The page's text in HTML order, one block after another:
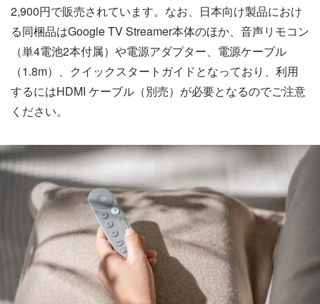
2,900円で販売されています。なお、日本向け製品におけ
る同梱品はGoogle TV Streamer本体のほか、音声リモコン
（単4電池2本付属）や電源アダプター、電源ケーブル
（1.8m）、クイックスタートガイドとなっており、利用
するにはHDMI ケーブル（別売）が必要となるのでご注意
ください。